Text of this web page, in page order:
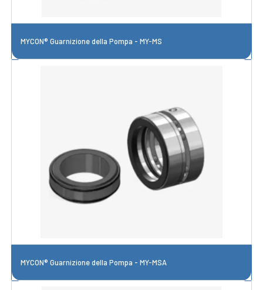
MYCON® Guarnizione della Pompa - MY-MS
MYCON® Guarnizione della Pompa - MY-MSA